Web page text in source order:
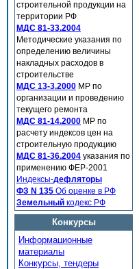
строительной продукции на
территории РФ
МДС 81-33.2004
Методические указания по
определению величины
накладных расходов в
строительстве
МДС 13-3.2000 МР по
организации и проведению
текущего ремонта
МДС 81-14.2000 МР по
расчету индексов цен на
строительную продукцию
МДС 81-36.2004 указания по
применению ФЕР-2001
Индексы-дефляторы
ФЗ N 135 Об оценке в РФ
Земельный кодекс РФ
Конкурсы
Информационные
материалы
Конкурсы, тендеры